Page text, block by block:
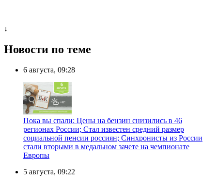
↓
Новости по теме
6 августа, 09:28
Пока вы спали: Цены на бензин снизились в 46
регионах России; Стал известен средний размер
социальной пенсии россиян; Синхронисты из России
стали вторыми в медальном зачете на чемпионате
Европы
5 августа, 09:22